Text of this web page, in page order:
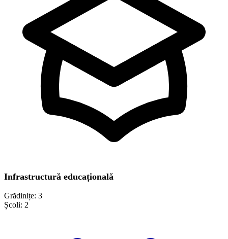
Infrastructură educațională
Grădinițe: 3
Școli: 2